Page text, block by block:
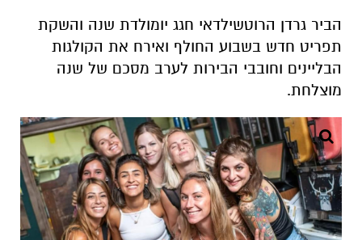
הביר גרדן הרוטשילדאי חגג יומולדת שנה והשקת
תפריט חדש בשבוע החולף ואירח את הקולגות
הבליינים וחובבי הבירות לערב מסכם של שנה
מוצלחת.